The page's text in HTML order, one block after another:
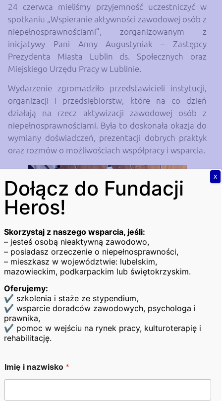
24 czerwca mieliśmy przyjemność uczestniczyć w
spotkaniu „Wspieranie aktywności zawodowej osób z
niepełnosprawnościami”, zorganizowanym z
inicjatywy Pani Anny Augustyniak – Zastępcy
Prezydenta Miasta Lublin ds. Społecznych oraz
Miejskiego Urzędu Pracy w Lublinie.
Wydarzenie zgromadziło przedstawicieli instytucji,
organizacji i przedsiębiorstw, które na co dzień
działają na rzecz aktywizacji zawodowej osób z
niepełnosprawnościami. Była to doskonała okazja do
wymiany doświadczeń, prezentacji dobrych praktyk
oraz rozmów o możliwościach współpracy i wsparcia.
Dołącz do Fundacji
Heros!
Skorzystaj z naszego wsparcia, jeśli:
– jesteś osobą nieaktywną zawodowo,
– posiadasz orzeczenie o niepełnosprawności,
– mieszkasz w województwie: lubelskim,
mazowieckim, podkarpackim lub świętokrzyskim.
Oferujemy:
✔ szkolenia i staże ze stypendium,
✔ wsparcie doradców zawodowych, psychologa i
prawnika,
✔ pomoc w wejściu na rynek pracy, kulturoterapię i
rehabilitację.
Imię i nazwisko *
X